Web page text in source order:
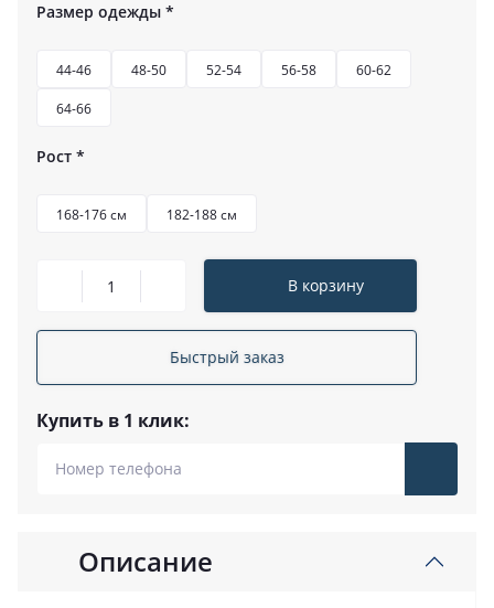
Размер одежды *
44-46 48-50 52-54 56-58 60-62
64-66
Рост *
168-176 см 182-188 см
В корзину
Быстрый заказ
Купить в 1 клик:
Описание